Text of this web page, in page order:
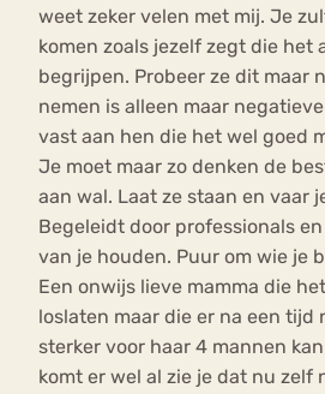
weet zeker velen met mij. Je
komen zoals jezelf zegt die het
begrijpen. Probeer ze dit maar
nemen is alleen maar
vast aan hen die het wel goed
Je moet maar zo denken de
aan wal. Laat ze staan en vaar
Begeleidt door professionals
van je houden. Puur om wie je
Een onwijs lieve mamma die
loslaten maar die er na een tijd
sterker voor haar 4 mannen
komt er wel al zie je dat nu zelf